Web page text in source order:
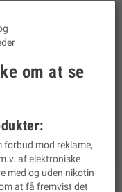
om at se
forbud mod reklame,
af elektroniske
med og uden nikotin
at få fremvist det